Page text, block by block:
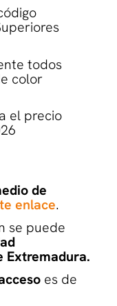
todos
color
el precio
de
enlace.
se puede
Extremadura.
es de